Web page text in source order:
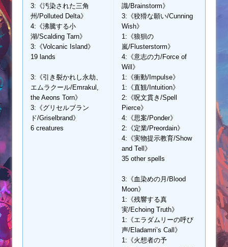
3:《汚染された三角
州/Polluted Delta》
4:《沸騰する小
湖/Scalding Tarn》
3:《Volcanic Island》
19 lands
3:《引き裂かれし永劫、
エムラクール/Emrakul,
the Aeons Torn》
3:《グリセルブラン
ド/Griselbrand》
6 creatures
識/Brainstorm》
3:《狡猾な願い/Cunning
Wish》
1:《狼狽の
嵐/Flusterstorm》
4:《意志の力/Force of
Will》
1:《衝動/Impulse》
1:《直観/Intuition》
2:《呪文貫き/Spell
Pierce》
4:《思案/Ponder》
2:《定業/Preordain》
4:《実物提示教育/Show
and Tell》
35 other spells
3:《血染めの月/Blood
Moon》
1:《残響する真
実/Echoing Truth》
1:《エラダムリーの呼び
声/Eladamri’s Call》
1:《火想者の予